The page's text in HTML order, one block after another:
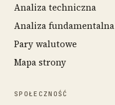
Analiza techniczna
Analiza fundamentalna
Pary walutowe
Mapa strony
SPOŁECZNOŚĆ